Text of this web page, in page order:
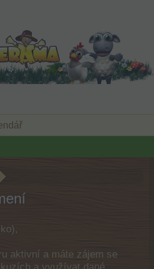
aktivní a máte zájem se